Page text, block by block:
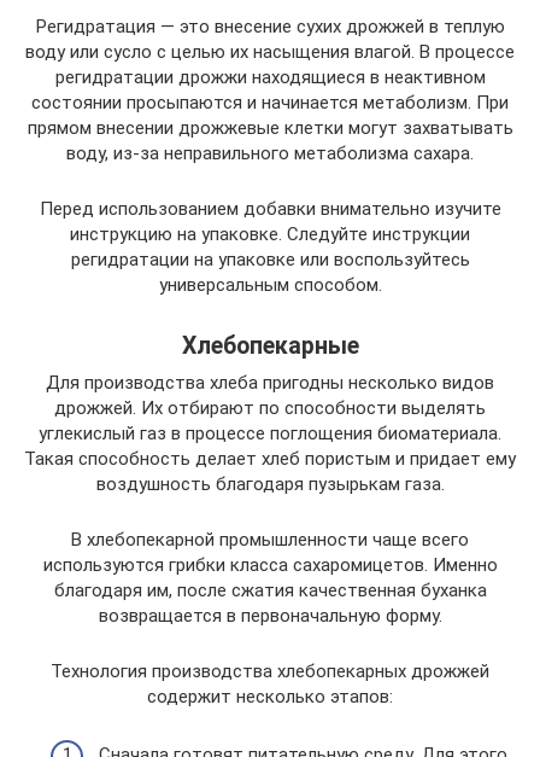
Регидратация — это внесение сухих дрожжей в теплую
воду или сусло с целью их насыщения влагой. В процессе
регидратации дрожжи находящиеся в неактивном
состоянии просыпаются и начинается метаболизм. При
прямом внесении дрожжевые клетки могут захватывать
воду, из-за неправильного метаболизма сахара.
Перед использованием добавки внимательно изучите
инструкцию на упаковке. Следуйте инструкции
регидратации на упаковке или воспользуйтесь
универсальным способом.
Хлебопекарные
Для производства хлеба пригодны несколько видов
дрожжей. Их отбирают по способности выделять
углекислый газ в процессе поглощения биоматериала.
Такая способность делает хлеб пористым и придает ему
воздушность благодаря пузырькам газа.
В хлебопекарной промышленности чаще всего
используются грибки класса сахаромицетов. Именно
благодаря им, после сжатия качественная буханка
возвращается в первоначальную форму.
Технология производства хлебопекарных дрожжей
содержит несколько этапов: